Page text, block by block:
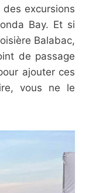
excursions
Bay. Et si
Balabac,
de passage
ajouter ces
vous ne le